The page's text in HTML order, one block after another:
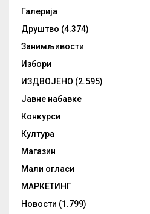
Галерија
Друштво (4.374)
Занимљивости
Избори
ИЗДВОЈЕНО (2.595)
Јавне набавке
Конкурси
Култура
Магазин
Мали огласи
МАРКЕТИНГ
Новости (1.799)